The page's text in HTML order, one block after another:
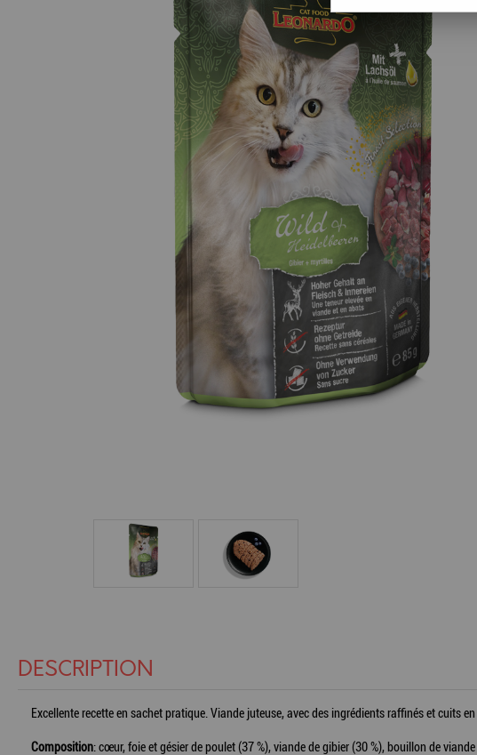
DESCRIPTION
Excellente recette en sachet pratique. Viande juteuse, avec des ingrédients raffinés et cuits
Composition: cœur, foie et gésier de poulet (37 %), viande de gibier (30 %), bouillon de